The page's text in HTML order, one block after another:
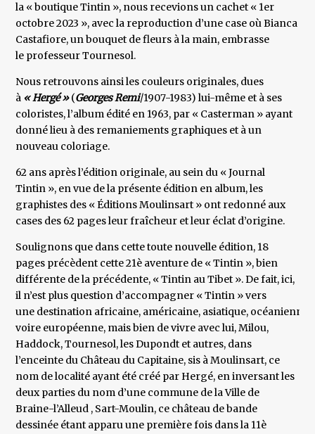
la « boutique Tintin », nous recevions un cachet « 1er
octobre 2023 », avec la reproduction d’une case où Bianca
Castafiore, un bouquet de fleurs à la main, embrasse
le professeur Tournesol.
Nous retrouvons ainsi les couleurs originales, dues
à « Hergé »(Georges Remi/1907-1983) lui-même et à ses
coloristes, l’album édité en 1963, par « Casterman » ayant
donné lieu à des remaniements graphiques et à un
nouveau coloriage.
62 ans après l’édition originale, au sein du « Journal
Tintin », en vue de la présente édition en album, les
graphistes des « Éditions Moulinsart » ont redonné aux
cases des 62 pages leur fraîcheur et leur éclat d’origine.
Soulignons que dans cette toute nouvelle édition, 18
pages précèdent cette 21è aventure de « Tintin », bien
différente de la précédente, « Tintin au Tibet ». De fait, ici,
il n’est plus question d’accompagner « Tintin » vers
une destination africaine, américaine, asiatique, océanienne,
voire européenne, mais bien de vivre avec lui, Milou,
Haddock, Tournesol, les Dupondt et autres, dans
l’enceinte du Château du Capitaine, sis à Moulinsart, ce
nom de localité ayant été créé par Hergé, en inversant les
deux parties du nom d’une commune de la Ville de
Braine-l’Alleud , Sart-Moulin, ce château de bande
dessinée étant apparu une première fois dans la 11è